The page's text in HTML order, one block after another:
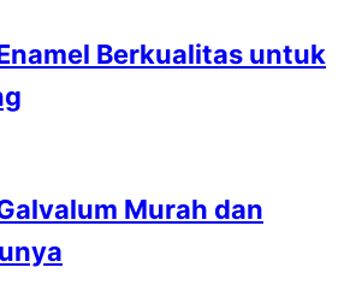
Berkualitas untuk
Murah dan